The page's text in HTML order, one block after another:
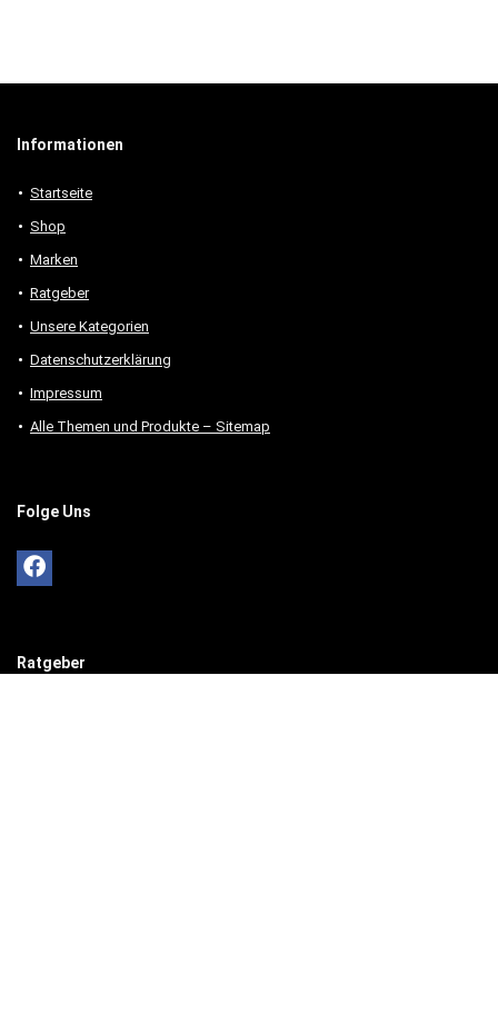
Informationen
Startseite
Shop
Marken
Ratgeber
Unsere Kategorien
Datenschutzerklärung
Impressum
Alle Themen und Produkte – Sitemap
Folge Uns
Ratgeber